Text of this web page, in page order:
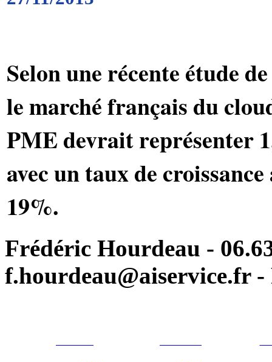
Selon une récente étude
le marché français du
PME devrait représenter
avec un taux de
19%.
Frédéric Hourdeau -
f.hourdeau@aiservice.fr -